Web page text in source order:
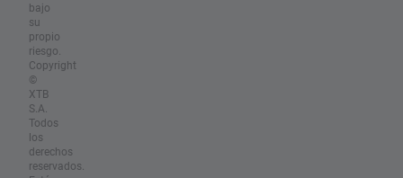
bajo
su
propio
riesgo.
Copyright
©
XTB
S.A.
Todos
los
derechos
reservados.